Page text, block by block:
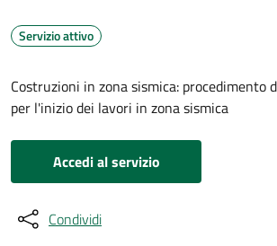
Servizio attivo
Costruzioni in zona sismica: procedimento
per l'inizio dei lavori in zona sismica
Accedi al servizio
Condividi